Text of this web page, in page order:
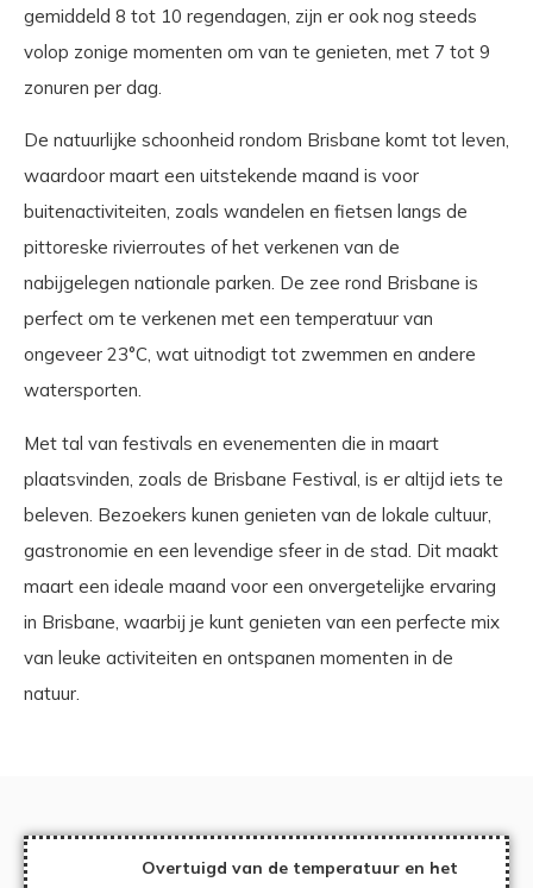
gemiddeld 8 tot 10 regendagen, zijn er ook nog steeds
volop zonige momenten om van te genieten, met 7 tot 9
zonuren per dag.
De natuurlijke schoonheid rondom Brisbane komt tot leven,
waardoor maart een uitstekende maand is voor
buitenactiviteiten, zoals wandelen en fietsen langs de
pittoreske rivierroutes of het verkenen van de
nabijgelegen nationale parken. De zee rond Brisbane is
perfect om te verkenen met een temperatuur van
ongeveer 23°C, wat uitnodigt tot zwemmen en andere
watersporten.
Met tal van festivals en evenementen die in maart
plaatsvinden, zoals de Brisbane Festival, is er altijd iets te
beleven. Bezoekers kunen genieten van de lokale cultuur,
gastronomie en een levendige sfeer in de stad. Dit maakt
maart een ideale maand voor een onvergetelijke ervaring
in Brisbane, waarbij je kunt genieten van een perfecte mix
van leuke activiteiten en ontspanen momenten in de
natuur.
Overtuigd van de temperatuur en het